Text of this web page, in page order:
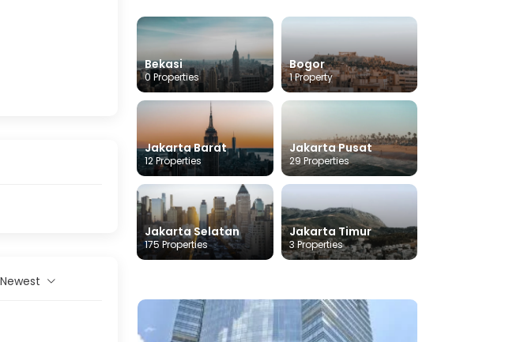
Newest
Bekasi
0 Properties
Bogor
1 Property
Jakarta Barat
12 Properties
Jakarta Pusat
29 Properties
Jakarta Selatan
175 Properties
Jakarta Timur
3 Properties